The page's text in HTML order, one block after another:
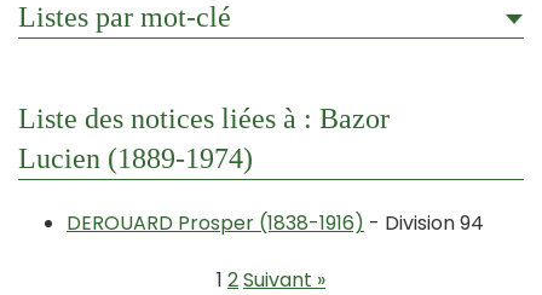
Listes par mot-clé
Liste des notices liées à : Bazor
Lucien (1889-1974)
DEROUARD Prosper (1838-1916) - Division 94
1 2Suivant »